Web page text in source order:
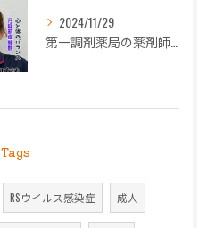
2024/11/29
第一調剤薬局の薬剤師長岡朋子が「生理痛」について解説します。
Tags
RSウイルス感染症 成人